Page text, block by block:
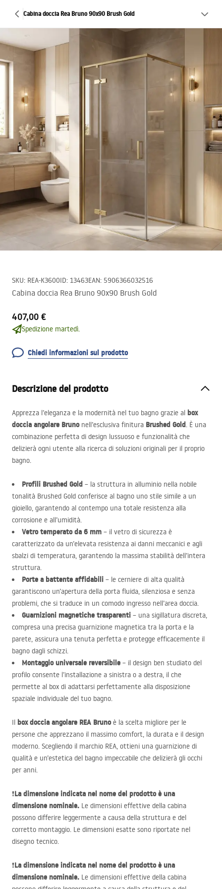
Cabina doccia Rea Bruno 90x90 Brush Gold
SKU: REA-K3600ID: 13463EAN: 5906366032516
Cabina doccia Rea Bruno 90x90 Brush Gold
407,00 €
Spedizione martedì.
Chiedi informazioni sul prodotto
Descrizione del prodotto
Apprezza l’eleganza e la modernità nel tuo bagno grazie al box
doccia angolare Brunonell’esclusiva finitura Brushed Gold. È una
combinazione perfetta di design lussuoso e funzionalità che
delizierà ogni utente alla ricerca di soluzioni originali per il proprio
bagno.
Profili Brushed Gold – la struttura in alluminio nella nobile
tonalità Brushed Gold conferisce al bagno uno stile simile a un
gioiello, garantendo al contempo una totale resistenza alla
corrosione e all’umidità.
Vetro temperato da 6 mm – il vetro di sicurezza è
caratterizzato da un’elevata resistenza ai danni meccanici e agli
sbalzi di temperatura, garantendo la massima stabilità dell’intera
struttura.
Porte a battente affidabili – le cerniere di alta qualità
garantiscono un’apertura della porta fluida, silenziosa e senza
problemi, che si traduce in un comodo ingresso nell’area doccia.
Guarnizioni magnetiche trasparenti – una sigillatura discreta,
compresa una precisa guarnizione magnetica tra la porta e la
parete, assicura una tenuta perfetta e protegge efficacemente il
bagno dagli schizzi.
Montaggio universale reversibile – il design ben studiato del
profilo consente l’installazione a sinistra o a destra, il che
permette al box di adattarsi perfettamente alla disposizione
spaziale individuale del tuo bagno.
Il box doccia angolare REA Brunoè la scelta migliore per le
persone che apprezzano il massimo comfort, la durata e il design
moderno. Scegliendo il marchio REA, ottieni una guarnizione di
qualità e un’estetica del bagno impeccabile che delizierà gli occhi
per anni.
❗La dimensione indicata nel nome del prodotto è una
dimensione nominale. Le dimensioni effettive della cabina
possono differire leggermente a causa della struttura e del
corretto montaggio. Le dimensioni esatte sono riportate nel
disegno tecnico.
❗La dimensione indicata nel nome del prodotto è una
dimensione nominale. Le dimensioni effettive della cabina